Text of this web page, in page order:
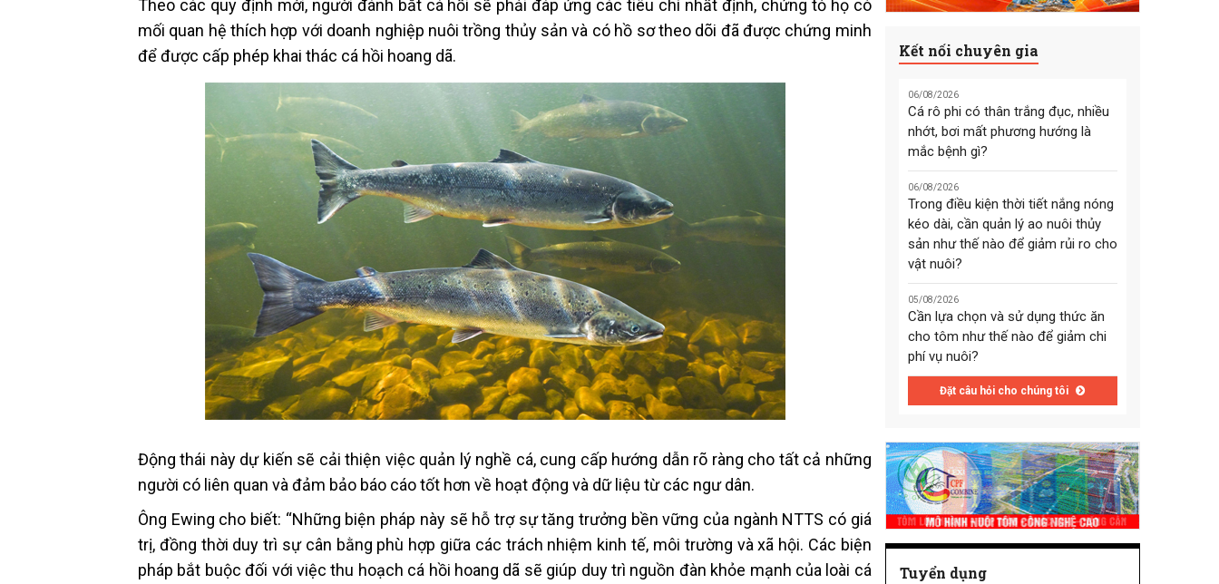
Theo các quy định mới, người đánh bắt cá hồi sẽ phải đáp ứng các tiêu chí nhất định, chứng tỏ họ có
mối quan hệ thích hợp với doanh nghiệp nuôi trồng thủy sản và có hồ sơ theo dõi đã được chứng minh
để được cấp phép khai thác cá hồi hoang dã.
Động thái này dự kiến ​​sẽ cải thiện việc quản lý nghề cá, cung cấp hướng dẫn rõ ràng cho tất cả những
người có liên quan và đảm bảo báo cáo tốt hơn về hoạt động và dữ liệu từ các ngư dân.
Ông Ewing cho biết: “Những biện pháp này sẽ hỗ trợ sự tăng trưởng bền vững của ngành NTTS có giá
trị, đồng thời duy trì sự cân bằng phù hợp giữa các trách nhiệm kinh tế, môi trường và xã hội. Các biện
pháp bắt buộc đối với việc thu hoạch cá hồi hoang dã sẽ giúp duy trì nguồn đàn khỏe mạnh của loài cá
Kết nối chuyên gia
06/08/2026
Cá rô phi có thân trắng đục, nhiều
nhớt, bơi mất phương hướng là
mắc bệnh gì?
06/08/2026
Trong điều kiện thời tiết nắng nóng
kéo dài, cần quản lý ao nuôi thủy
sản như thế nào để giảm rủi ro cho
vật nuôi?
05/08/2026
Cần lựa chọn và sử dụng thức ăn
cho tôm như thế nào để giảm chi
phí vụ nuôi?
Đặt câu hỏi cho chúng tôi
Tuyển dụng